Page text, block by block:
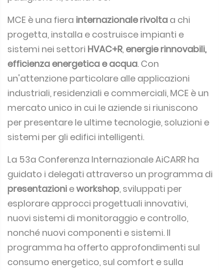
MCE è una fiera internazionale rivolta a chi
progetta, installa e costruisce impianti e
sistemi nei settori HVAC+R, energie rinnovabili,
efficienza energetica e acqua. Con
un'attenzione particolare alle applicazioni
industriali, residenziali e commerciali, MCE è un
mercato unico in cui le aziende si riuniscono
per presentare le ultime tecnologie, soluzioni e
sistemi per gli edifici intelligenti.
La 53a Conferenza Internazionale AiCARR ha
guidato i delegati attraverso un programma di
presentazioni eworkshop, sviluppati per
esplorare approcci progettuali innovativi,
nuovi sistemi di monitoraggio e controllo,
nonché nuovi componenti e sistemi. Il
programma ha offerto approfondimenti sul
consumo energetico, sul comfort e sulla